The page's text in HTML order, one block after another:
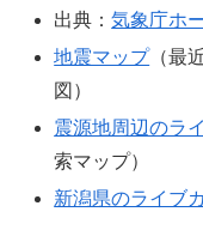
出典：気象庁ホ
地震マップ（最
図）
震源地周辺のラ
索マップ）
新潟県のライブ